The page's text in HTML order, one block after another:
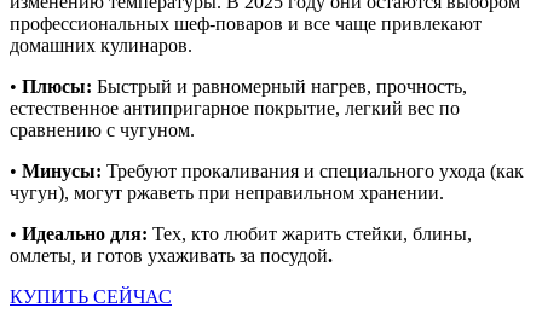
профессиональных шеф-поваров и все чаще привлекают
домашних кулинаров.
• Плюсы: Быстрый и равномерный нагрев, прочность,
естественное антипригарное покрытие, легкий вес по
сравнению с чугуном.
• Минусы: Требуют прокаливания и специального ухода (как
чугун), могут ржаветь при неправильном хранении.
• Идеально для: Тех, кто любит жарить стейки, блины,
омлеты, и готов ухаживать за посудой.
КУПИТЬ СЕЙЧАС